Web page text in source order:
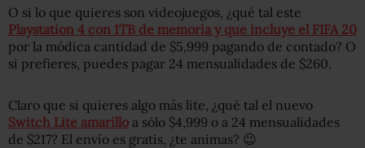
O si lo que quieres son videojuegos, ¿qué tal este
Playstation 4 con 1TB de memoria y que incluye el FIFA 20
por la módica cantidad de $5,999 pagando de contado? O
si prefieres, puedes pagar 24 mensualidades de $260.
Claro que si quieres algo más lite, ¿qué tal el nuevo
Switch Lite amarillo a sólo $4,999 o a 24 mensualidades
de $217? El envío es gratis, ¿te animas? 😉